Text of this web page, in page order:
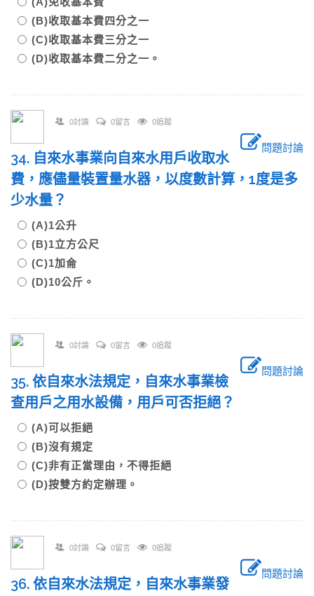
(B)收取基本費四分之一
(C)收取基本費三分之一
(D)收取基本費二分之一。
0討論 0留言 0追蹤
問題討論
34. 自來水事業向自來水用戶收取水
費，應儘量裝置量水器，以度數計算，1度是多
少水量？
(A)1公升
(B)1立方公尺
(C)1加侖
(D)10公斤。
0討論 0留言 0追蹤
問題討論
35. 依自來水法規定，自來水事業檢
查用戶之用水設備，用戶可否拒絕？
(A)可以拒絕
(B)沒有規定
(C)非有正當理由，不得拒絕
(D)按雙方約定辦理。
0討論 0留言 0追蹤
問題討論
36. 依自來水法規定，自來水事業發